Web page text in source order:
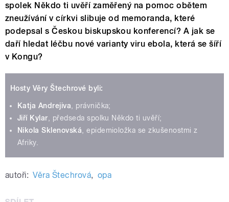
spolek Někdo ti uvěří zaměřený na pomoc obětem
zneužívání v církvi slibuje od memoranda, které
podepsal s Českou biskupskou konferencí? A jak se
daří hledat léčbu nové varianty viru ebola, která se šíří
v Kongu?
Hosty Věry Štechrové byli:
Katja Andrejiva, právnička;
Jiří Kylar, předseda spolku Někdo ti uvěří;
Nikola Sklenovská, epidemioložka se zkušenostmi z
Afriky.
autoři: Věra Štechrová, opa